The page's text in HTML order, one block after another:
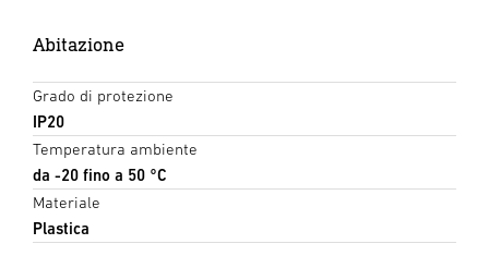
Abitazione
Grado di protezione
IP20
Temperatura ambiente
da -20 fino a 50 °C
Materiale
Plastica